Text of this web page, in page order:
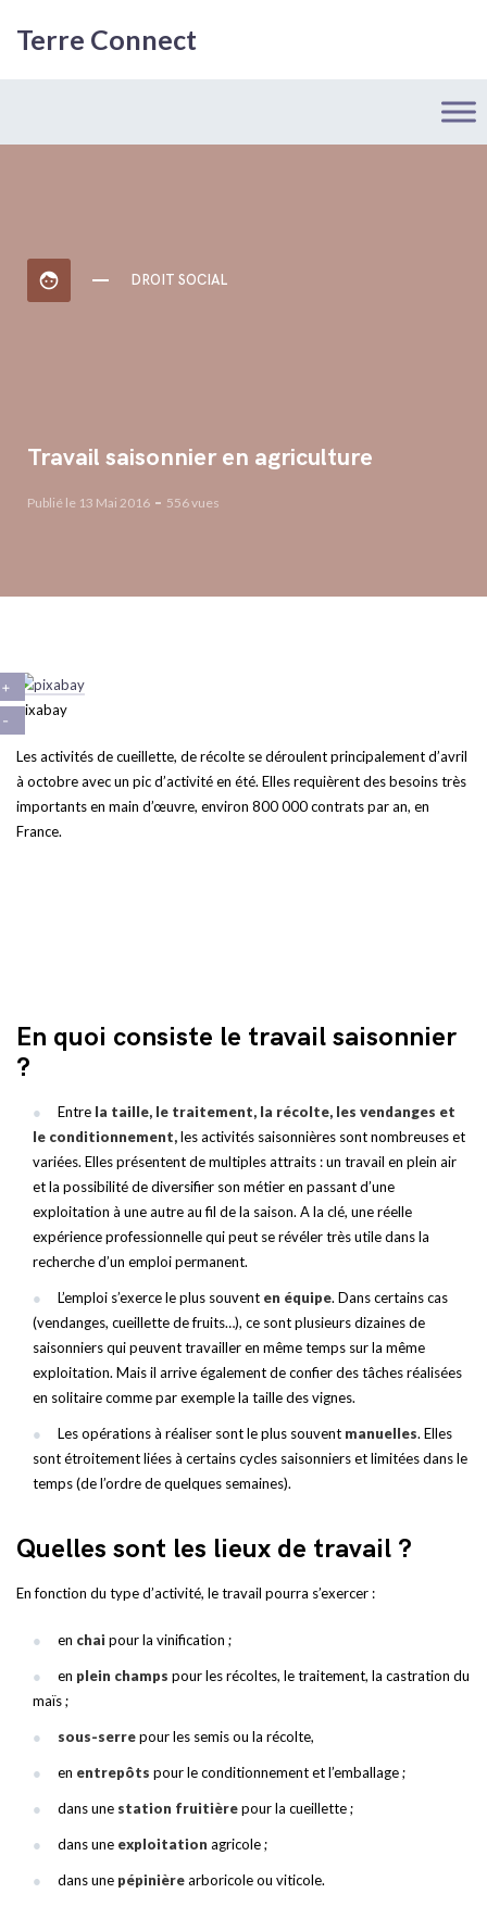
Terre Connect
face DROIT SOCIAL
Travail saisonnier en agriculture
Publié le 13 Mai 2016 556 vues
pixabay
Les activités de cueillette, de récolte se déroulent principalement d’avril
à octobre avec un pic d’activité en été. Elles requièrent des besoins très
importants en main d’œuvre, environ 800 000 contrats par an, en
France.
En quoi consiste le travail saisonnier
?
Entre la taille, le traitement, la récolte, les vendanges et
le conditionnement,les activités saisonnières sont nombreuses et
variées. Elles présentent de multiples attraits : un travail en plein air
et la possibilité de diversifier son métier en passant d’une
exploitation à une autre au fil de la saison. A la clé, une réelle
expérience professionnelle qui peut se révéler très utile dans la
recherche d’un emploi permanent.
L’emploi s’exerce le plus souvent en équipe. Dans certains cas
(vendanges, cueillette de fruits…), ce sont plusieurs dizaines de
saisonniers qui peuvent travailler en même temps sur la même
exploitation. Mais il arrive également de confier des tâches réalisées
en solitaire comme par exemple la taille des vignes.
Les opérations à réaliser sont le plus souvent manuelles. Elles
sont étroitement liées à certains cycles saisonniers et limitées dans le
temps (de l’ordre de quelques semaines).
Quelles sont les lieux de travail ?
En fonction du type d’activité, le travail pourra s’exercer :
en chai pour la vinification ;
en plein champs pour les récoltes, le traitement, la castration du
maïs ;
sous-serrepour les semis ou la récolte,
en entrepôts pour le conditionnement et l’emballage ;
dans une station fruitièrepour la cueillette ;
dans une exploitation agricole ;
dans une pépinièrearboricole ou viticole.